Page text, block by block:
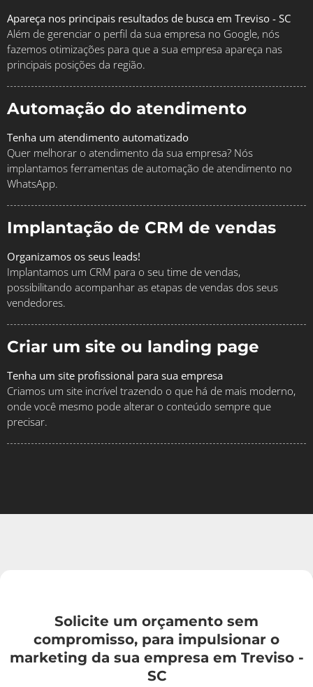
Apareça nos principais resultados de busca em Treviso - SC
Além de gerenciar o perfil da sua empresa no Google, nós
fazemos otimizações para que a sua empresa apareça nas
principais posições da região.
Automação do atendimento
Tenha um atendimento automatizado
Quer melhorar o atendimento da sua empresa? Nós
implantamos ferramentas de automação de atendimento no
WhatsApp.
Implantação de CRM de vendas
Organizamos os seus leads!
Implantamos um CRM para o seu time de vendas,
possibilitando acompanhar as etapas de vendas dos seus
vendedores.
Criar um site ou landing page
Tenha um site profissional para sua empresa
Criamos um site incrível trazendo o que há de mais moderno,
onde você mesmo pode alterar o conteúdo sempre que
precisar.
Solicite um orçamento sem
compromisso, para impulsionar o
marketing da sua empresa em Treviso -
SC